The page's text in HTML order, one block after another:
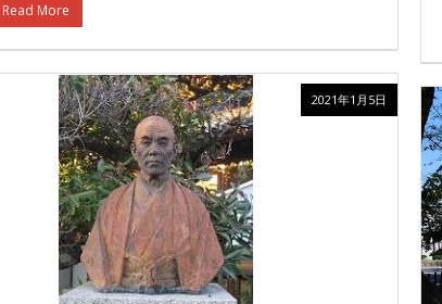
Read More
2021年1月5日